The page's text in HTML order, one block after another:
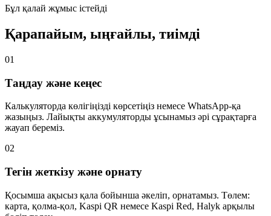
Бұл қалай жұмыс істейді
Қарапайым, ыңғайлы, тиімді
01
Таңдау және кеңес
Калькуляторда көлігіңізді көрсетіңіз немесе WhatsApp-қа
жазыңыз. Лайықты аккумуляторды ұсынамыз әрі сұрақтарға
жауап береміз.
02
Тегін жеткізу және орнату
Қосымша ақысыз қала бойынша әкеліп, орнатамыз. Төлем:
карта, қолма-қол, Kaspi QR немесе Kaspi Red, Halyk арқылы